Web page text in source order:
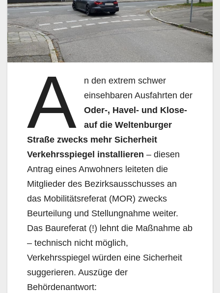
A
n den extrem schwer
einsehbaren Ausfahrten der
Oder-, Havel- und Klose-
auf die Weltenbur­ger
Straße zwecks mehr Sicherheit
Verkehrsspiegel installieren – diesen
Antrag eines Anwoh­ners leiteten die
Mitglieder des Bezirksausschusses an
das Mobilitätsreferat (MOR) zwecks
Beurtei­lung und Stellungnahme weiter.
Das Baureferat (!) lehnt die Maßnahme ab
– technisch nicht mög­lich,
Verkehrsspiegel würden eine Sicherheit
suggerieren. Auszüge der
Behördenantwort: